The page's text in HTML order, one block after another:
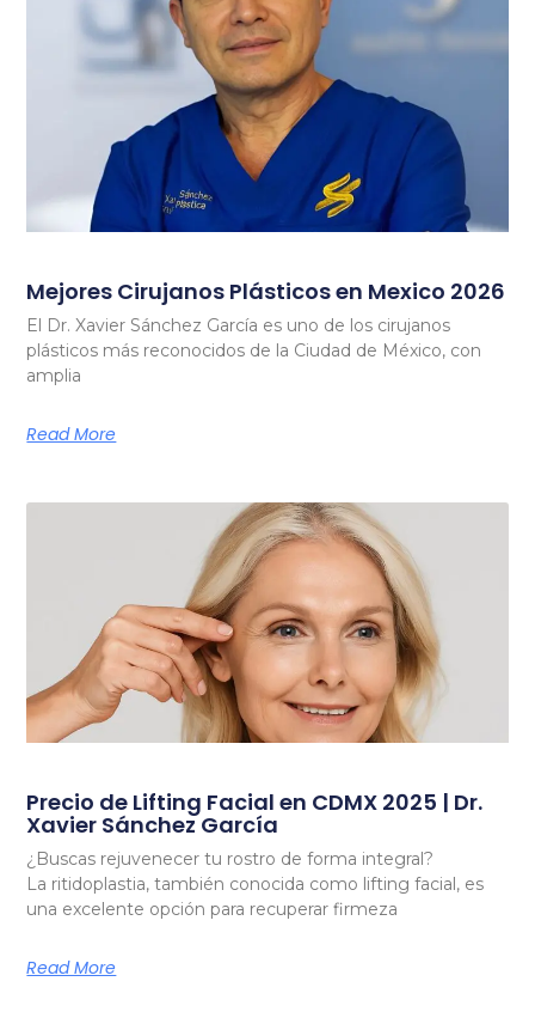
Mejores Cirujanos Plásticos en Mexico 2026
El Dr. Xavier Sánchez García es uno de los cirujanos
plásticos más reconocidos de la Ciudad de México, con
amplia
Read More
Precio de Lifting Facial en CDMX 2025 | Dr.
Xavier Sánchez García
¿Buscas rejuvenecer tu rostro de forma integral?
La ritidoplastia, también conocida como lifting facial, es
una excelente opción para recuperar firmeza
Read More